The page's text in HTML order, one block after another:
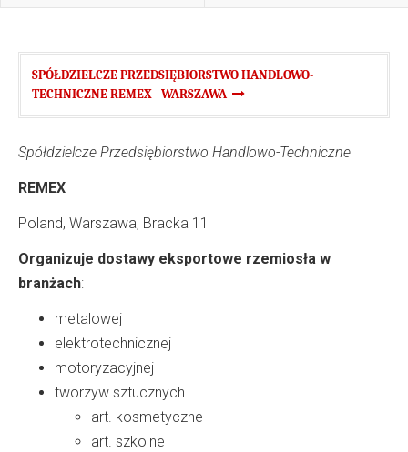
SPÓŁDZIELCZE PRZEDSIĘBIORSTWO HANDLOWO-
TECHNICZNE REMEX - WARSZAWA
Spółdzielcze Przedsiębiorstwo Handlowo-Techniczne
REMEX
Poland, Warszawa, Bracka 11
Organizuje dostawy eksportowe rzemiosła w
branżach:
metalowej
elektrotechnicznej
motoryzacyjnej
tworzyw sztucznych
art. kosmetyczne
art. szkolne